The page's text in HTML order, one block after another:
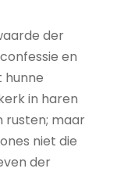
der
en
hunne
in haren
rusten; maar
niet die
der